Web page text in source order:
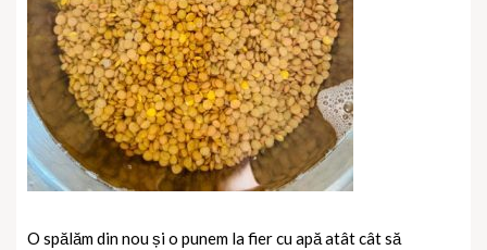
O spălăm din nou și o punem la fier cu apă atât cât să